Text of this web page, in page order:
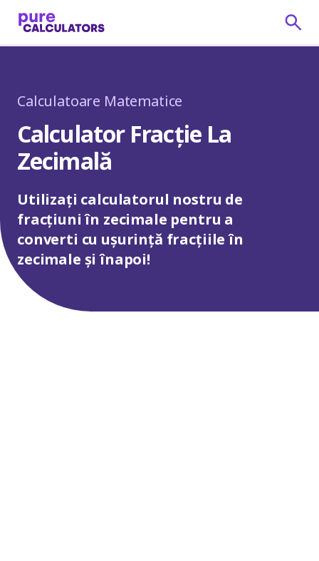
Calculatoare Matematice
Calculator Fracție La
Zecimală
Utilizați calculatorul nostru de
fracțiuni în zecimale pentru a
converti cu ușurință fracțiile în
zecimale și înapoi!